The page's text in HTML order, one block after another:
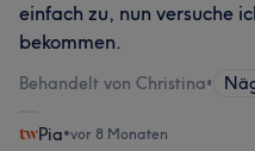
einfach zu, nun versuche
bekommen.
Behandelt von Christina•
Pia•vor 8 Monaten